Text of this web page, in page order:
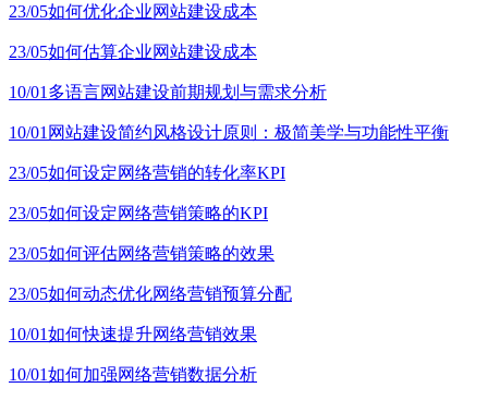
23/05如何优化企业网站建设成本
23/05如何估算企业网站建设成本
10/01 多语言网站建设前期规划与需求分析
10/01 网站建设简约风格设计原则：极简美学与功能性平衡
23/05如何设定网络营销的转化率KPI
23/05如何设定网络营销策略的KPI
23/05如何评估网络营销策略的效果
23/05如何动态优化网络营销预算分配
10/01如何快速提升网络营销效果
10/01如何加强网络营销数据分析